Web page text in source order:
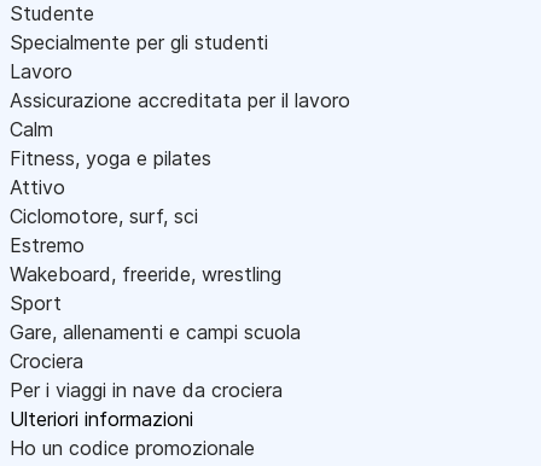
Studente
Specialmente per gli studenti
Lavoro
Assicurazione accreditata per il lavoro
Calm
Fitness, yoga e pilates
Attivo
Ciclomotore, surf, sci
Estremo
Wakeboard, freeride, wrestling
Sport
Gare, allenamenti e campi scuola
Crociera
Per i viaggi in nave da crociera
Ulteriori informazioni
Ho un codice promozionale